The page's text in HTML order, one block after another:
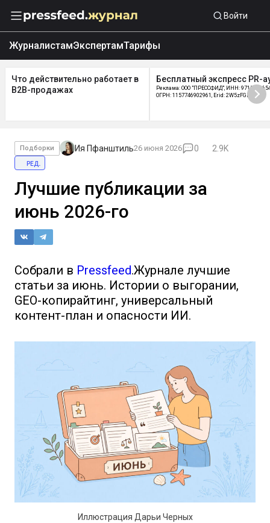
Войти
ЖурналистамЭкспертамТарифы
Что действительно работает в
B2B-продажах
Бесплатный экспресс PR-
Реклама: ООО "ПРЕССФИД", ИНН:
ОГРН: 1157746902961, Erid: 2W5zFGDycPz
Подборки Ия Пфанштиль26 июня 2026 0
2.9K
ред.
Лучшие публикации за
июнь 2026-го
Собрали в Pressfeed.Журнале лучшие
статьи за июнь. Истории о выгорании,
GEO-копирайтинг, универсальный
контент-план и опасности ИИ.
Иллюстрация Дарьи Черных